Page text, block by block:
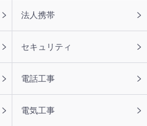
法人携帯
セキュリティ
電話工事
電気工事